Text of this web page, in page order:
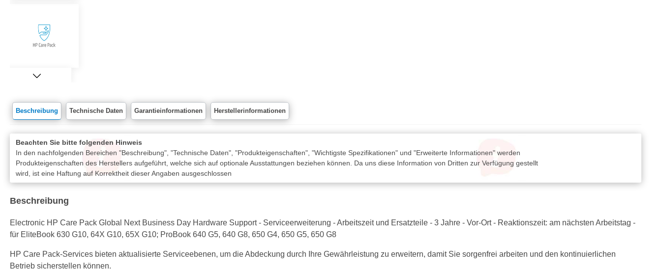
Beschreibung Technische Daten Garantieinformationen Herstellerinformationen
Beachten Sie bitte folgenden Hinweis
In den nachfolgenden Bereichen "Beschreibung", "Technische Daten", "Produkteigenschaften", "Wichtigste Spezifikationen" und "Erweiterte Informationen" werden
Produkteigenschaften des Herstellers aufgeführt, welche sich auf optionale Ausstattungen beziehen können. Da uns diese Information von Dritten zur Verfügung gestellt
wird, ist eine Haftung auf Korrektheit dieser Angaben ausgeschlossen
Beschreibung
Electronic HP Care Pack Global Next Business Day Hardware Support - Serviceerweiterung - Arbeitszeit und Ersatzteile - 3 Jahre - Vor-Ort - Reaktionszeit: am nächsten Arbeitstag -
für EliteBook 630 G10, 64X G10, 65X G10; ProBook 640 G5, 640 G8, 650 G4, 650 G5, 650 G8
HP Care Pack-Services bieten aktualisierte Serviceebenen, um die Abdeckung durch Ihre Gewährleistung zu erweitern, damit Sie sorgenfrei arbeiten und den kontinuierlichen
Betrieb sicherstellen können.